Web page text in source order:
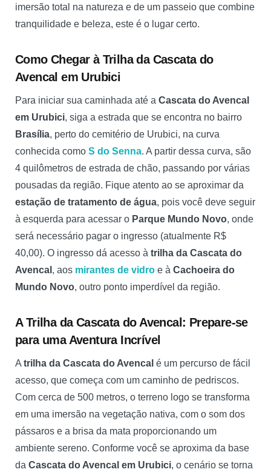
imersão total na natureza e de um passeio que combine
tranquilidade e beleza, este é o lugar certo.
Como Chegar à Trilha da Cascata do
Avencal em Urubici
Para iniciar sua caminhada até a Cascata do Avencal
em Urubici, siga a estrada que se encontra no bairro
Brasília, perto do cemitério de Urubici, na curva
conhecida como S do Senna. A partir dessa curva, são
4 quilômetros de estrada de chão, passando por várias
pousadas da região. Fique atento ao se aproximar da
estação de tratamento de água, pois você deve seguir
à esquerda para acessar o Parque Mundo Novo, onde
será necessário pagar o ingresso (atualmente R$
40,00). O ingresso dá acesso à trilha da Cascata do
Avencal , aos mirantes de vidro e à Cachoeira do
Mundo Novo, outro ponto imperdível da região.
A Trilha da Cascata do Avencal: Prepare-se
para uma Aventura Incrível
A trilha da Cascata do Avencal é um percurso de fácil
acesso, que começa com um caminho de pedriscos.
Com cerca de 500 metros, o terreno logo se transforma
em uma imersão na vegetação nativa, com o som dos
pássaros e a brisa da mata proporcionando um
ambiente sereno. Conforme você se aproxima da base
da Cascata do Avencal em Urubici, o cenário se torna